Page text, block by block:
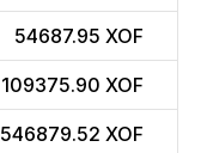
54687.95 XOF
109375.90 XOF
546879.52 XOF